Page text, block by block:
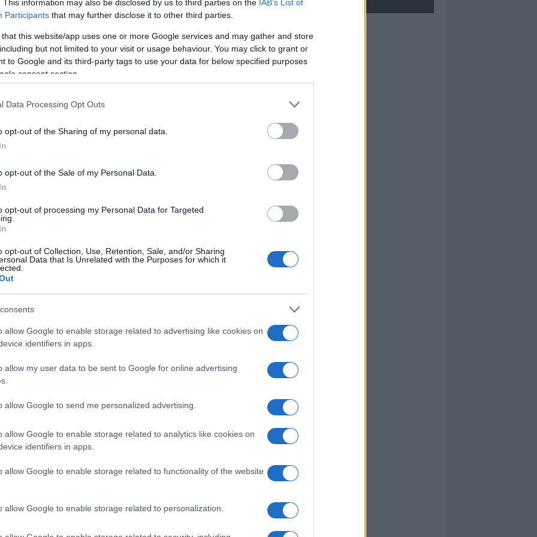
This information may also be disclosed by us to third parties on the IAB’s List of
Participants that may further disclose it to other third parties.
that this website/app uses one or more Google services and may gather and store
but not limited to your visit or usage behaviour. You may click to grant or
to Google and its third-party tags to use your data for below specified purposes
consent section.
Data Processing Opt Outs
opt-out of the Sharing of my personal data.
opt-out of the Sale of my Personal Data.
opt-out of processing my Personal Data for Targeted
opt-out of Collection, Use, Retention, Sale, and/or Sharing
Data that Is Unrelated with the Purposes for which it
allow Google to enable storage related to advertising like cookies on
identifiers in apps.
allow my user data to be sent to Google for online advertising
allow Google to send me personalized advertising.
allow Google to enable storage related to analytics like cookies on
identifiers in apps.
allow Google to enable storage related to functionality of the website
allow Google to enable storage related to personalization.
nasce dal ricordo di…
OLBIA 19 GENNAIO 2025
Olbia ricorda la Giornata della memoria con
una performance teatrale
L’iniziativa per la Giornata della Memoria a Olbia. In
occasione della giornata della memoria si terrà una
performance teatrale realizzata dall’associazione
Olbia. L’evento,…
OLBIA 8 GENNAIO 2025
La Befana porta via le feste di Olbia,
l’assessora Serra: “Grazie a tutti”
Bilancio dell’assessora Serra dopo le feste a Olbia
bilancio delle feste che si sono appena concluse con
Il 2024 a Olbia, arrivano le pagelle di fine
anno per la Giunta Nizzi
la Giunta Nizzi Con la fine del 2024 a Olbia arriva il
momento delle pagelle di fine anno per…
Il Personaggio dell’anno è Cosetta Prontu,
premio della giuria a Daniela Pes
I nostri cari
Maddalena Scanu
I nostri cari
I nostri cari